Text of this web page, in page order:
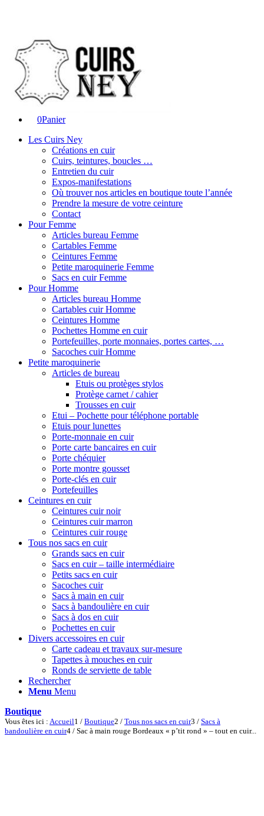
0Panier
Les Cuirs Ney
Créations en cuir
Cuirs, teintures, boucles …
Entretien du cuir
Expos-manifestations
Où trouver nos articles en boutique toute l’année
Prendre la mesure de votre ceinture
Contact
Pour Femme
Articles bureau Femme
Cartables Femme
Ceintures Femme
Petite maroquinerie Femme
Sacs en cuir Femme
Pour Homme
Articles bureau Homme
Cartables cuir Homme
Ceintures Homme
Pochettes Homme en cuir
Portefeuilles, porte monnaies, portes cartes, …
Sacoches cuir Homme
Petite maroquinerie
Articles de bureau
Etuis ou protèges stylos
Protège carnet / cahier
Trousses en cuir
Etui – Pochette pour téléphone portable
Etuis pour lunettes
Porte-monnaie en cuir
Porte carte bancaires en cuir
Porte chéquier
Porte montre gousset
Porte-clés en cuir
Portefeuilles
Ceintures en cuir
Ceintures cuir noir
Ceintures cuir marron
Ceintures cuir rouge
Tous nos sacs en cuir
Grands sacs en cuir
Sacs en cuir – taille intermédiaire
Petits sacs en cuir
Sacoches cuir
Sacs à main en cuir
Sacs à bandoulière en cuir
Sacs à dos en cuir
Pochettes en cuir
Divers accessoires en cuir
Carte cadeau et travaux sur-mesure
Tapettes à mouches en cuir
Ronds de serviette de table
Rechercher
Menu Menu
Boutique
Vous êtes ici : Accueil1 / Boutique2 / Tous nos sacs en cuir3 / Sacs à
bandoulière en cuir4 / Sac à main rouge Bordeaux « p’tit rond » – tout en cuir...